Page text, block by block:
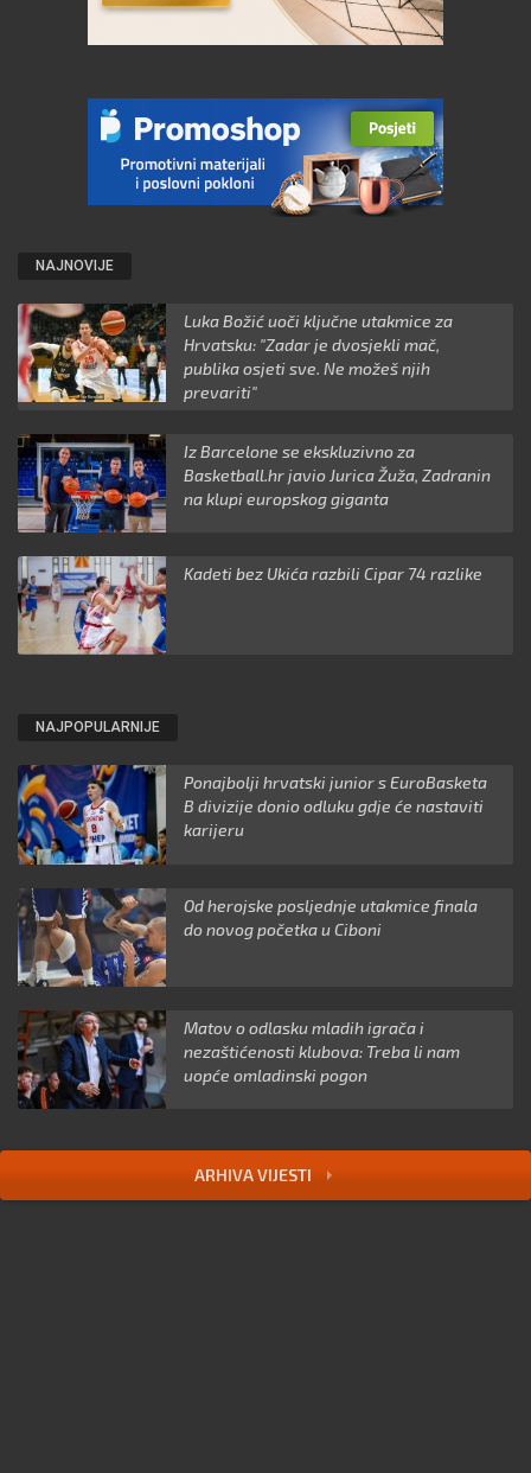
NAJNOVIJE
Luka Božić uoči ključne utakmice za
Hrvatsku: "Zadar je dvosjekli mač,
publika osjeti sve. Ne možeš njih
prevariti"
Iz Barcelone se ekskluzivno za
Basketball.hr javio Jurica Žuža, Zadranin
na klupi europskog giganta
Kadeti bez Ukića razbili Cipar 74 razlike
NAJPOPULARNIJE
Ponajbolji hrvatski junior s EuroBasketa
B divizije donio odluku gdje će nastaviti
karijeru
Od herojske posljednje utakmice finala
do novog početka u Ciboni
Matov o odlasku mladih igrača i
nezaštićenosti klubova: Treba li nam
uopće omladinski pogon
ARHIVA VIJESTI